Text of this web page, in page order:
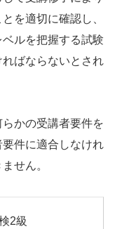
を適切に確認し、
ルを把握する試験
ばならないとされ
かの受講者要件を
件に適合しなけれ
せん。
2級